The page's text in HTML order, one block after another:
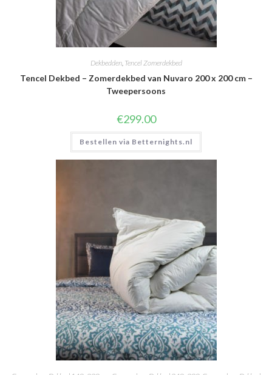
Dekbedden, Tencel Zomerdekbed
Tencel Dekbed – Zomerdekbed van Nuvaro 200 x 200 cm –
Tweepersoons
€299.00
Bestellen via Betternights.nl